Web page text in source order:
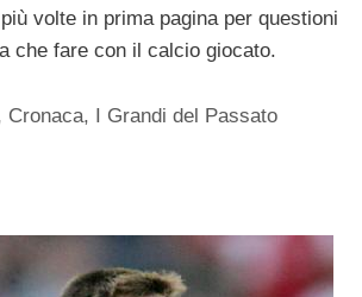
volte in prima pagina per questioni
che fare con il calcio giocato.
Cronaca, I Grandi del Passato